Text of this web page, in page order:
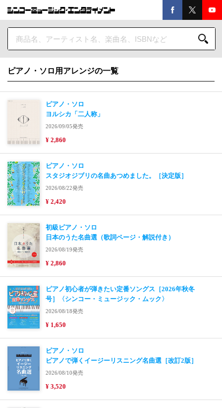
ピアノ・ソロ用アレンジの一覧
ピアノ・ソロ
ヨルシカ「二人称」
2026/09/05発売
¥ 2,860
ピアノ・ソロ
スタジオジブリの名曲あつめました。［決定版］
2026/08/22発売
¥ 2,420
初級ピアノ・ソロ
日本のうた名曲選（歌詞ページ・解説付き）
2026/08/19発売
¥ 2,860
ピアノ初心者が弾きたい定番ソングス［2026年秋冬
号］〈シンコー・ミュージック・ムック〉
2026/08/18発売
¥ 1,650
ピアノ・ソロ
ピアノで弾くイージーリスニング名曲選［改訂2版］
2026/08/10発売
¥ 3,520